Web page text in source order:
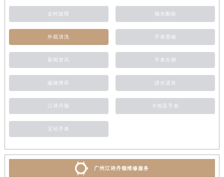
走时故障 抛光翻新
外观清洗 手表受磁
新闻资讯 手表生锈
磕碰摔坏 进水进灰
江诗丹顿 卡地亚手表
宝珀手表
广州江诗丹顿维修服务